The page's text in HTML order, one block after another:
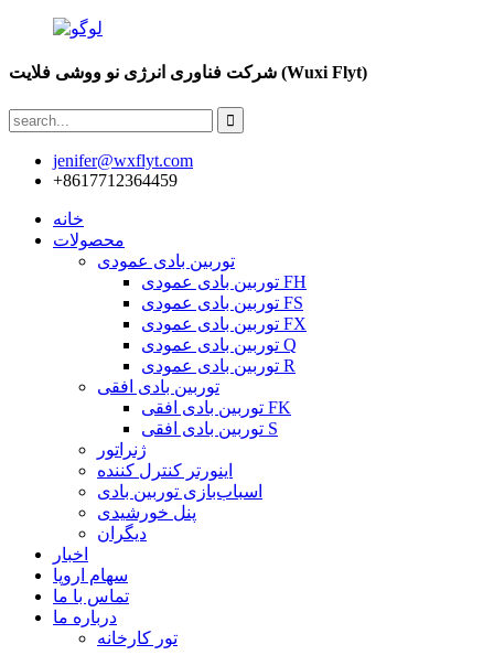
شرکت فناوری انرژی نو ووشی فلایت (Wuxi Flyt)
jenifer@wxflyt.com
‎+8617712364459‎
خانه
محصولات
توربین بادی عمودی
توربین بادی عمودی FH
توربین بادی عمودی FS
توربین بادی عمودی FX
توربین بادی عمودی Q
توربین بادی عمودی R
توربین بادی افقی
توربین بادی افقی FK
توربین بادی افقی S
ژنراتور
اینورتر کنترل کننده
اسباب‌بازی توربین بادی
پنل خورشیدی
دیگران
اخبار
سهام اروپا
تماس با ما
درباره ما
تور کارخانه